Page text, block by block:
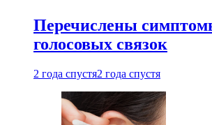
Перечислены
голосовых связок
2 года спустя2 года спустя